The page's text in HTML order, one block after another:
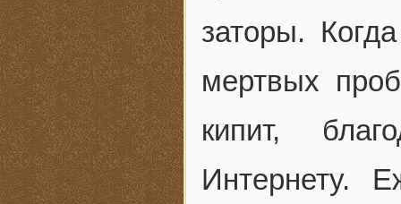
заторы.
мертвых
кипит,
Интернету.